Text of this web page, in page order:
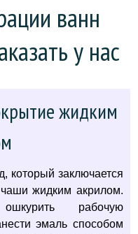
ванн
у нас
жидким
который заключается
чаши жидким акрилом.
рабочую
эмаль способом